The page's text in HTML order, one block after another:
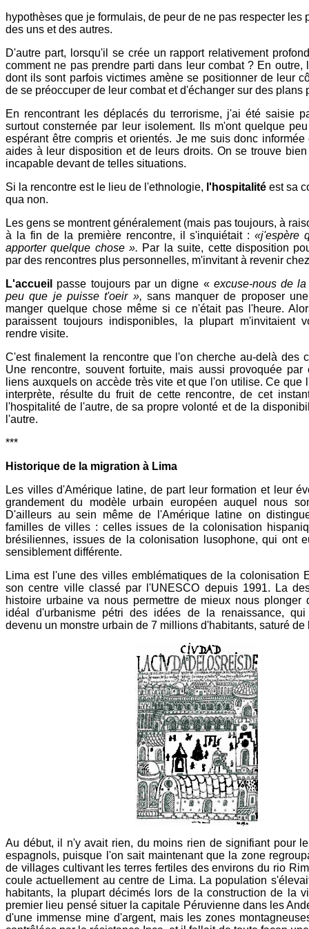
hypothèses que je formulais, de peur de ne pas respecter les
des uns et des autres.
D'autre part, lorsqu'il se crée un rapport relativement
comment ne pas prendre parti dans leur combat ? En outre,
dont ils sont parfois victimes amène se positionner de leur
de se préoccuper de leur combat et d'échanger sur des plans
En rencontrant les déplacés du terrorisme, j'ai été saisie
surtout consternée par leur isolement. Ils m'ont quelque
espérant être compris et orientés. Je me suis donc
aides à leur disposition et de leurs droits. On se trouve
incapable devant de telles situations.
Si la rencontre est le lieu de l'ethnologie, l'hospitalité est sa
qua non.
Les gens se montrent généralement (mais pas toujours, à
à la fin de la première rencontre, il s'inquiétait :«j'espère
apporter quelque chose ». Par la suite, cette disposition
par des rencontres plus personnelles, m'invitant à revenir
L'accueil passe toujours par un digne « excuse-nous de
peu que je puisse t'oeir », sans manquer de proposer
manger quelque chose même si ce n'était pas l'heure.
paraissent toujours indisponibles, la plupart m'invitaient
rendre visite.
C'est finalement la rencontre que l'on cherche au-delà des
Une rencontre, souvent fortuite, mais aussi provoquée par
liens auxquels on accède très vite et que l'on utilise. Ce que
interprète, résulte du fruit de cette rencontre, de cet
l'hospitalité de l'autre, de sa propre volonté et de la
l'autre.
***
Historique de la migration à Lima
Les villes d'Amérique latine, de part leur formation et leur
grandement du modèle urbain européen auquel nous
D'ailleurs au sein même de l'Amérique latine on
familles de villes : celles issues de la colonisation
brésiliennes, issues de la colonisation lusophone, qui ont
sensiblement différente.
Lima est l'une des villes emblématiques de la colonisation
son centre ville classé par l'UNESCO depuis 1991. La
histoire urbaine va nous permettre de mieux nous plonger
idéal d'urbanisme pétri des idées de la renaissance, qui
devenu un monstre urbain de 7 millions d'habitants, saturé de
Au début, il n'y avait rien, du moins rien de signifiant pour
espagnols, puisque l'on sait maintenant que la zone
de villages cultivant les terres fertiles des environs du rio
coule actuellement au centre de Lima. La population
habitants, la plupart décimés lors de la construction de la
premier lieu pensé situer la capitale Péruvienne dans les
d'une immense mine d'argent, mais les zones